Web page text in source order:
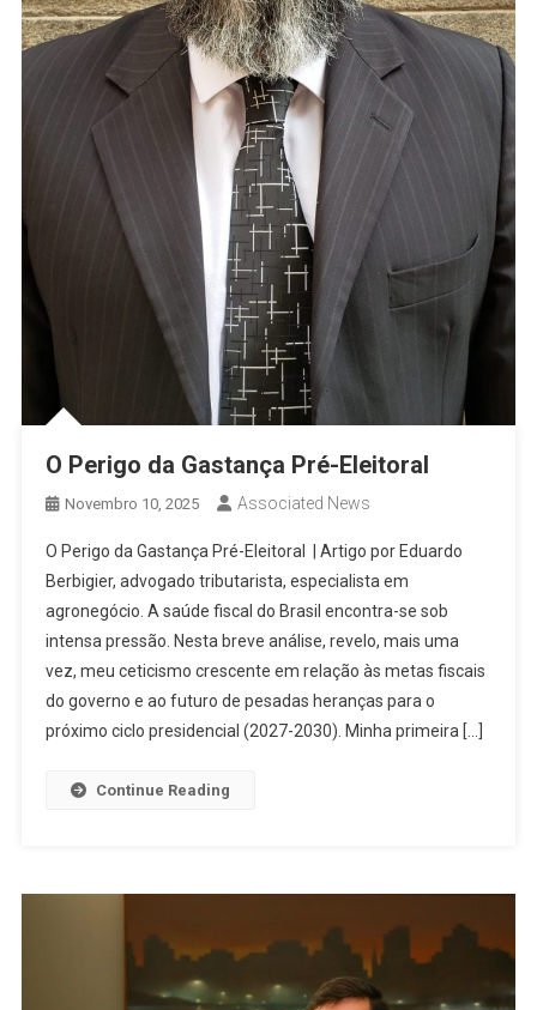
O Perigo da Gastança Pré-Eleitoral
Novembro 10, 2025 Associated News
O Perigo da Gastança Pré-Eleitoral | Artigo por Eduardo
Berbigier, advogado tributarista, especialista em
agronegócio. A saúde fiscal do Brasil encontra-se sob
intensa pressão. Nesta breve análise, revelo, mais uma
vez, meu ceticismo crescente em relação às metas fiscais
do governo e ao futuro de pesadas heranças para o
próximo ciclo presidencial (2027-2030). Minha primeira […]
Continue Reading